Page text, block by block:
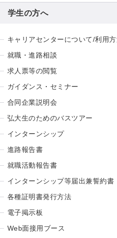
学生の方へ
キャリアセンターについて/利用
就職・進路相談
求人票等の閲覧
ガイダンス・セミナー
合同企業説明会
弘大生のためのバスツアー
インターンシップ
進路報告書
就職活動報告書
インターンシップ等届出兼誓約書
各種証明書発行方法
電子掲示板
Web面接用ブース